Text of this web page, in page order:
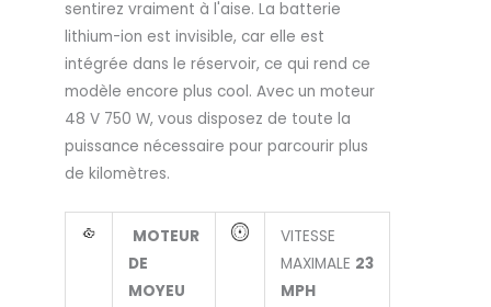
sentirez vraiment à l'aise. La batterie
lithium-ion est invisible, car elle est
intégrée dans le réservoir, ce qui rend ce
modèle encore plus cool. Avec un moteur
48 V 750 W, vous disposez de toute la
puissance nécessaire pour parcourir plus
de kilomètres.
MOTEUR
DE
MOYEU
VITESSE
MAXIMALE 23
MPH